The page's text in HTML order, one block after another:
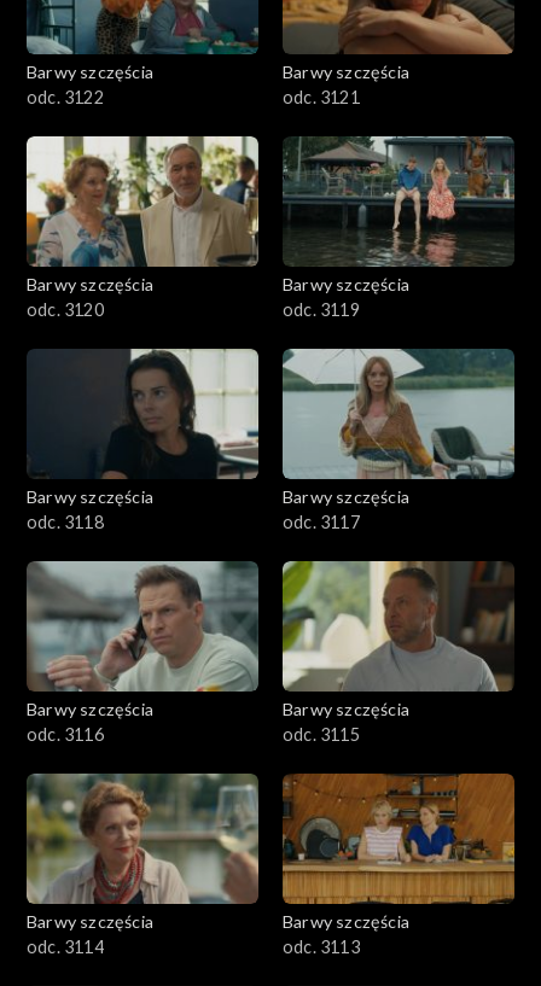
Barwy szczęścia
odc. 3122
Barwy szczęścia
odc. 3121
Barwy szczęścia
odc. 3120
Barwy szczęścia
odc. 3119
Barwy szczęścia
odc. 3118
Barwy szczęścia
odc. 3117
Barwy szczęścia
odc. 3116
Barwy szczęścia
odc. 3115
Barwy szczęścia
odc. 3114
Barwy szczęścia
odc. 3113